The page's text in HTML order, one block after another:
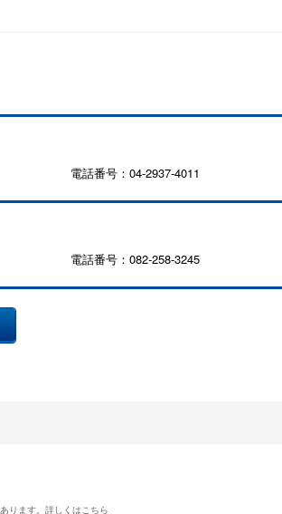
電話番号：04-2937-4011
電話番号：082-258-3245
ります。詳しくはこちら